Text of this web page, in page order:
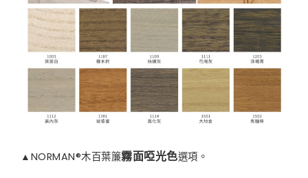
▲NORMAN®木百葉簾霧面啞光色選項。